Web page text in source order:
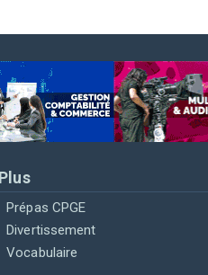
Plus
Prépas CPGE
Divertissement
Vocabulaire